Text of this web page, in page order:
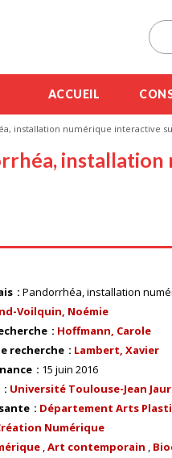
ACCUEIL
installation numérique interactive
Pandorrhéa, installation
Voilquin, Noémie
Hoffmann, Carole
recherche
Lambert, Xavier
15 juin 2016
Université Toulouse-Jean
Département Arts
Numérique
Art contemporain